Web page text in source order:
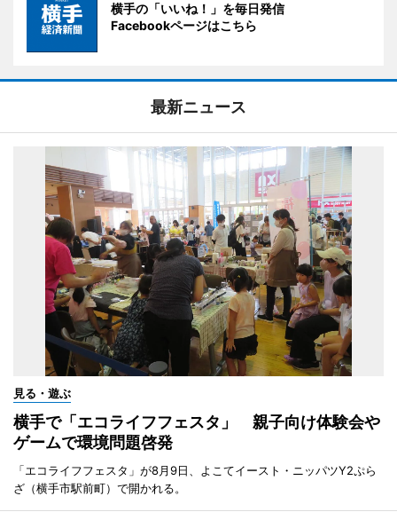
横手の「いいね！」を毎日発信
Facebookページはこちら
最新ニュース
見る・遊ぶ
横手で「エコライフフェスタ」 親子向け体験会や
ゲームで環境問題啓発
「エコライフフェスタ」が8月9日、よこてイースト・ニッパツY2ぷら
ざ（横手市駅前町）で開かれる。